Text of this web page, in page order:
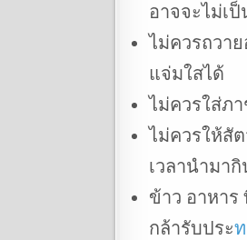
อาจจะไม่เ
ไม่ควรถวา
แจ่มใสได้
ไม่ควรใส่ภ
ไม่ควรให้สั
เวลานำมา
ข้าว อาหาร
กล้ารับประ